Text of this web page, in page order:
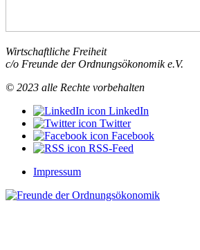
chinesischen
Wirtschaftliche Freiheit
c/o Freunde der Ordnungsökonomik e.V.
© 2023 alle Rechte vorbehalten
LinkedIn
Twitter
Facebook
RSS-Feed
Impressum